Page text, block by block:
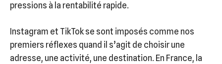
pressions à la rentabilité rapide.
Instagram et TikTok se sont imposés comme nos
premiers réflexes quand il s’agit de choisir une
adresse, une activité, une destination. En France, la